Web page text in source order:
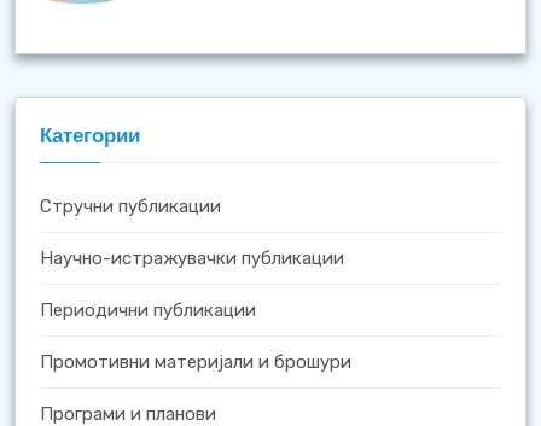
Категории
Стручни публикации
Научно-истражувачки публикации
Периодични публикации
Промотивни материјали и брошури
Програми и планови